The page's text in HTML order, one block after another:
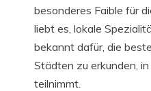
besonderes Faible für
liebt es, lokale
bekannt dafür, die
Städten zu erkunden,
teilnimmt.